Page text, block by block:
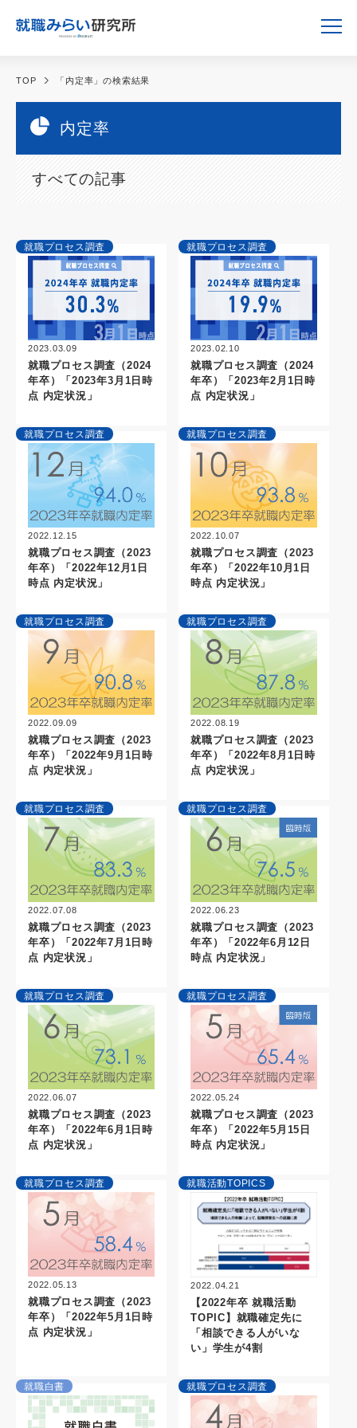
TOP 「内定率」の検索結果
内定率
すべての記事
就職プロセス調査
2023.03.09
就職プロセス調査（2024
年卒）「2023年3月1日時
点 内定状況」
就職プロセス調査
2023.02.10
就職プロセス調査（2024
年卒）「2023年2月1日時
点 内定状況」
就職プロセス調査
2022.12.15
就職プロセス調査（2023
年卒）「2022年12月1日
時点 内定状況」
就職プロセス調査
2022.10.07
就職プロセス調査（2023
年卒）「2022年10月1日
時点 内定状況」
就職プロセス調査
2022.09.09
就職プロセス調査（2023
年卒）「2022年9月1日時
点 内定状況」
就職プロセス調査
2022.08.19
就職プロセス調査（2023
年卒）「2022年8月1日時
点 内定状況」
就職プロセス調査
2022.07.08
就職プロセス調査（2023
年卒）「2022年7月1日時
点 内定状況」
就職プロセス調査
2022.06.23
就職プロセス調査（2023
年卒）「2022年6月12日
時点 内定状況」
就職プロセス調査
2022.06.07
就職プロセス調査（2023
年卒）「2022年6月1日時
点 内定状況」
就職プロセス調査
2022.05.24
就職プロセス調査（2023
年卒）「2022年5月15日
時点 内定状況」
就職プロセス調査
2022.05.13
就職プロセス調査（2023
年卒）「2022年5月1日時
点 内定状況」
就職活動TOPICS
2022.04.21
【2022年卒 就職活動
TOPIC】就職確定先に
「相談できる人がいな
い」学生が4割
就職白書 就職プロセス調査